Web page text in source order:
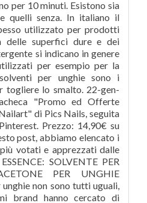
per 10 minuti. Esistono sia
quelli senza. In italiano il
utilizzato per prodotti
delle superfici dure e dei
si indicano in genere
per esempio per la
per unghie sono i
lo smalto. 22-gen-
"Promo ed Offerte
di Pics Nails, seguita
Prezzo: 14,90€ su
post, abbiamo elencato i
votati e apprezzati dalle
SOLVENTE PER
PER UNGHIE
non sono tutti uguali,
brand hanno cercato di